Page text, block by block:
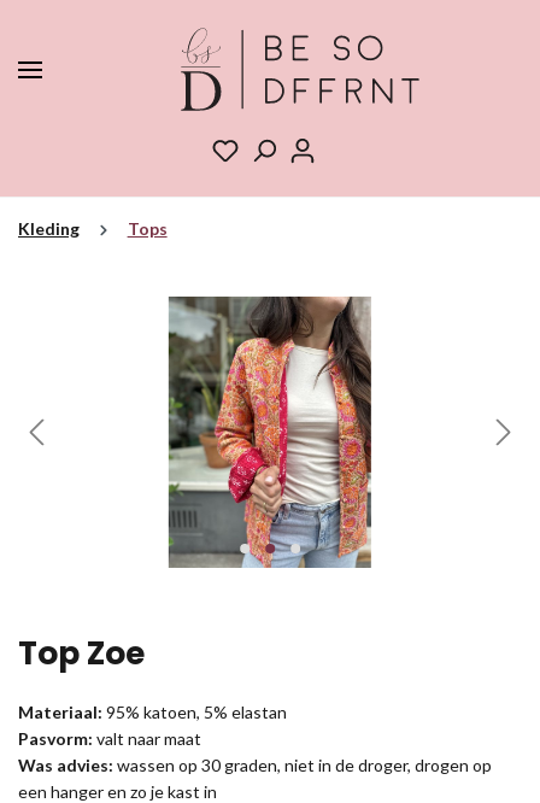
Kleding Tops
Top Zoe
Materiaal: 95% katoen, 5% elastan
Pasvorm: valt naar maat
Was advies: wassen op 30 graden, niet in de droger, drogen op
een hanger en zo je kast in